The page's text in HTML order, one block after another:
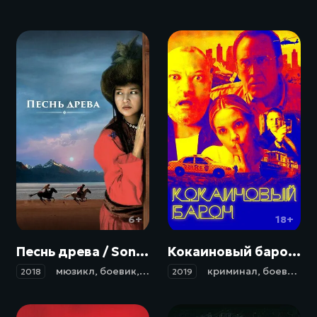
6+
Песнь древа / Song of the Tree (2018)
2018 мюзикл, боевик, драма,история
18+
Кокаиновый барон / Running with the Devil (2019)
2019 криминал, боевик